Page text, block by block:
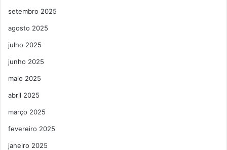
setembro 2025
agosto 2025
julho 2025
junho 2025
maio 2025
abril 2025
março 2025
fevereiro 2025
janeiro 2025